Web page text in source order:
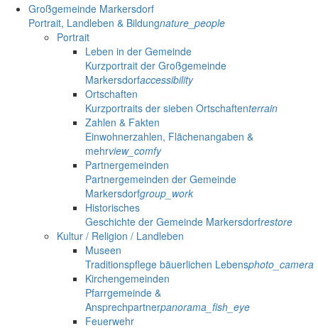
Großgemeinde Markersdorf
Portrait, Landleben & Bildungnature_people
Portrait
Leben in der Gemeinde
Kurzportrait der Großgemeinde
Markersdorfaccessibility
Ortschaften
Kurzportraits der sieben Ortschaftenterrain
Zahlen & Fakten
Einwohnerzahlen, Flächenangaben &
mehrview_comfy
Partnergemeinden
Partnergemeinden der Gemeinde
Markersdorfgroup_work
Historisches
Geschichte der Gemeinde Markersdorfrestore
Kultur / Religion / Landleben
Museen
Traditionspflege bäuerlichen Lebensphoto_camera
Kirchengemeinden
Pfarrgemeinde &
Ansprechpartnerpanorama_fish_eye
Feuerwehr